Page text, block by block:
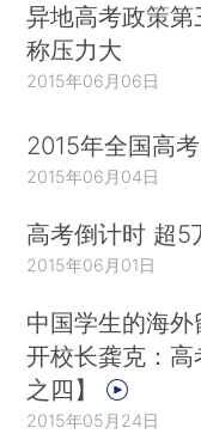
异地高考政策
称压力大
2015年06月06日
2015年全国高
2015年06月04日
高考倒计时 超5
2015年06月01日
中国学生的海
开校长龚克：
之四】
2015年05月24日